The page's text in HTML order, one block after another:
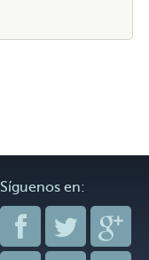
Síguenos en: